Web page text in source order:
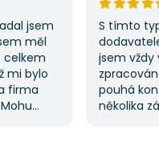
jsem
měl
celkem
mi bylo
firma
S tímto
jsem vždy
pouhá
několika